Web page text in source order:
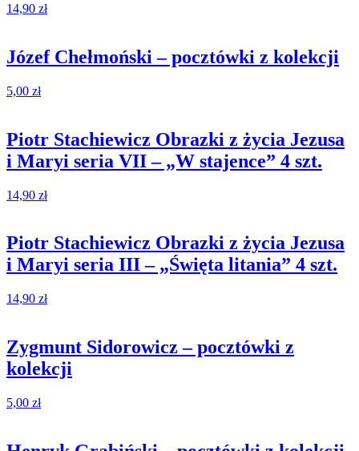
14,90 zł
Józef Chełmoński – pocztówki z kolekcji
5,00 zł
Piotr Stachiewicz Obrazki z życia Jezusa
i Maryi seria VII – „W stajence” 4 szt.
14,90 zł
Piotr Stachiewicz Obrazki z życia Jezusa
i Maryi seria III – „Święta litania” 4 szt.
14,90 zł
Zygmunt Sidorowicz – pocztówki z
kolekcji
5,00 zł